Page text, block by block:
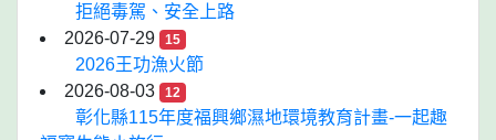
拒絕毒駕、安全上路
2026-07-29
15
2026王功漁火節
2026-08-03
12
彰化縣115年度福興鄉濕地環境教育計畫-一起趣